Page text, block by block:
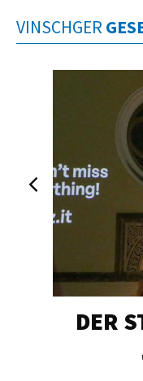
VINSCHGER
DER